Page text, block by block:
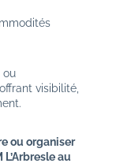
ou
visibilité,
ou organiser
au